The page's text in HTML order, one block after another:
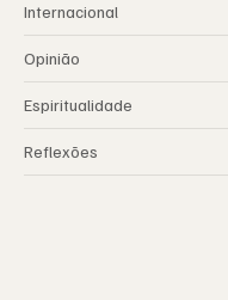
Internacional
Opinião
Espiritualidade
Reflexões